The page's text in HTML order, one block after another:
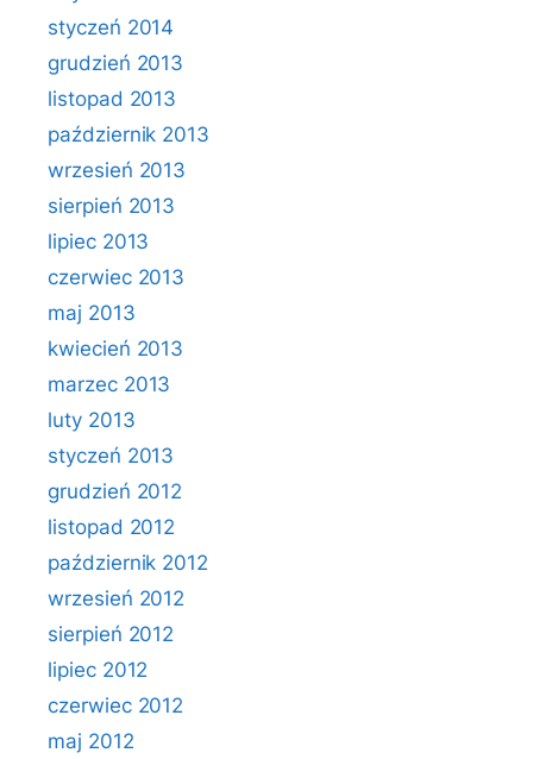
styczeń 2014
grudzień 2013
listopad 2013
październik 2013
wrzesień 2013
sierpień 2013
lipiec 2013
czerwiec 2013
maj 2013
kwiecień 2013
marzec 2013
luty 2013
styczeń 2013
grudzień 2012
listopad 2012
październik 2012
wrzesień 2012
sierpień 2012
lipiec 2012
czerwiec 2012
maj 2012